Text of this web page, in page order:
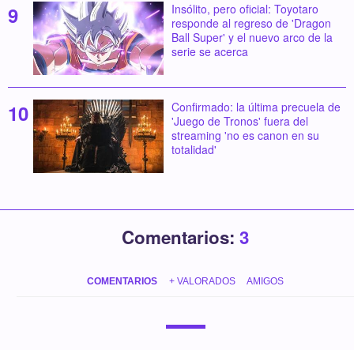
Insólito, pero oficial: Toyotaro
responde al regreso de 'Dragon
Ball Super' y el nuevo arco de la
serie se acerca
Confirmado: la última precuela de
'Juego de Tronos' fuera del
streaming 'no es canon en su
totalidad'
Comentarios: 3
COMENTARIOS + VALORADOS AMIGOS